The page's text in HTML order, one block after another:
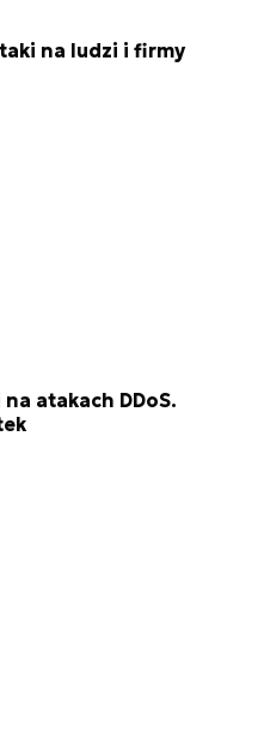
na ludzi i firmy
atakach DDoS.